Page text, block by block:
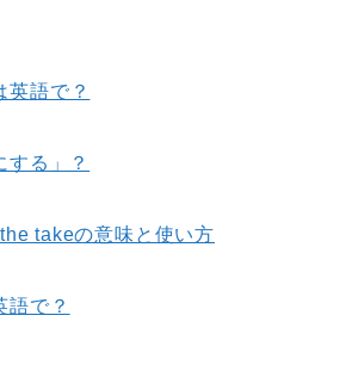
英語で？
る」？
takeの意味と使い方
語で？